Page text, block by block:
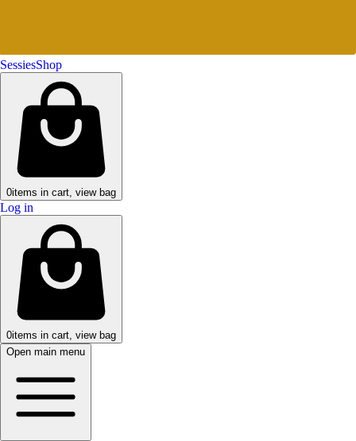
SessiesShop
0items in cart, view bag
Log in
0items in cart, view bag
Open main menu